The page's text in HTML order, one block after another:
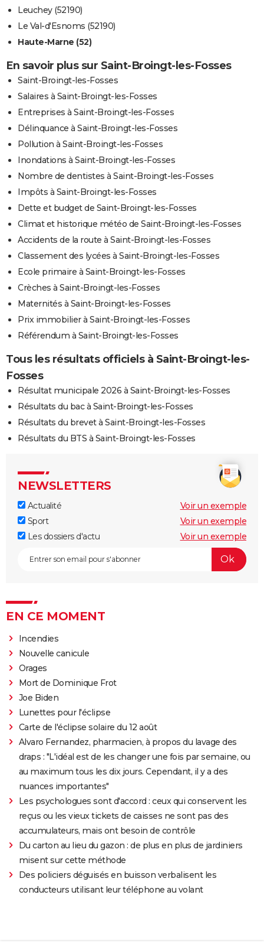
Leuchey (52190)
Le Val-d'Esnoms (52190)
Haute-Marne (52)
En savoir plus sur Saint-Broingt-les-Fosses
Saint-Broingt-les-Fosses
Salaires à Saint-Broingt-les-Fosses
Entreprises à Saint-Broingt-les-Fosses
Délinquance à Saint-Broingt-les-Fosses
Pollution à Saint-Broingt-les-Fosses
Inondations à Saint-Broingt-les-Fosses
Nombre de dentistes à Saint-Broingt-les-Fosses
Impôts à Saint-Broingt-les-Fosses
Dette et budget de Saint-Broingt-les-Fosses
Climat et historique météo de Saint-Broingt-les-Fosses
Accidents de la route à Saint-Broingt-les-Fosses
Classement des lycées à Saint-Broingt-les-Fosses
Ecole primaire à Saint-Broingt-les-Fosses
Crèches à Saint-Broingt-les-Fosses
Maternités à Saint-Broingt-les-Fosses
Prix immobilier à Saint-Broingt-les-Fosses
Référendum à Saint-Broingt-les-Fosses
Tous les résultats officiels à Saint-Broingt-les-
Fosses
Résultat municipale 2026 à Saint-Broingt-les-Fosses
Résultats du bac à Saint-Broingt-les-Fosses
Résultats du brevet à Saint-Broingt-les-Fosses
Résultats du BTS à Saint-Broingt-les-Fosses
NEWSLETTERS
Actualité
Voir un exemple
Sport
Voir un exemple
Les dossiers d'actu
Voir un exemple
EN CE MOMENT
Incendies
Nouvelle canicule
Orages
Mort de Dominique Frot
Joe Biden
Lunettes pour l'éclipse
Carte de l'éclipse solaire du 12 août
Alvaro Fernandez, pharmacien, à propos du lavage des
draps : "L'idéal est de les changer une fois par semaine, ou
au maximum tous les dix jours. Cependant, il y a des
nuances importantes"
Les psychologues sont d'accord : ceux qui conservent les
reçus ou les vieux tickets de caisses ne sont pas des
accumulateurs, mais ont besoin de contrôle
Du carton au lieu du gazon : de plus en plus de jardiniers
misent sur cette méthode
Des policiers déguisés en buisson verbalisent les
conducteurs utilisant leur téléphone au volant